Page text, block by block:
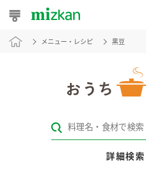
おうちレシピ
レシピカテゴリ一覧
メニュー・レシピ 黒豆
詳細検索